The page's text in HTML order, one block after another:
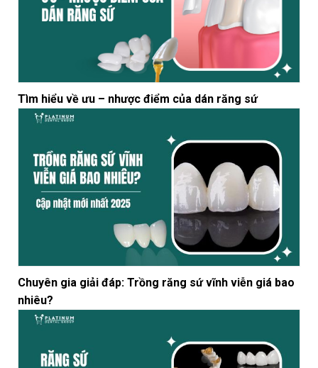
Tìm hiểu về ưu – nhược điểm của dán răng sứ
Chuyên gia giải đáp: Trồng răng sứ vĩnh viễn giá bao
nhiêu?